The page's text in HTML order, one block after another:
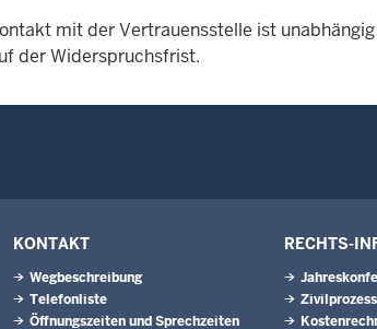
mit der Vertrauensstelle ist
der Widerspruchsfrist.
KONTAKT
Wegbeschreibung
Telefonliste
Öffnungszeiten und Sprechzeiten
RECHTS-